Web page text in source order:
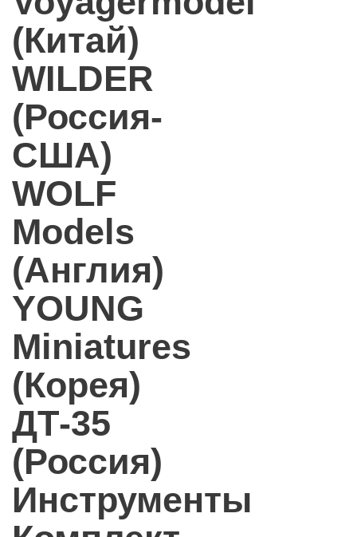
(Китай)
WILDER
(Россия-
США)
WOLF
Models
(Англия)
YOUNG
Miniatures
(Корея)
ДТ-35
(Россия)
Инструменты